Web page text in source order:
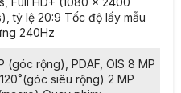
trên thị trường.
tỷ lệ 20:9 Tốc độ lấy mẫu
240Hz
(góc rộng), PDAF, OIS 8 MP
siêu rộng) 2 MP